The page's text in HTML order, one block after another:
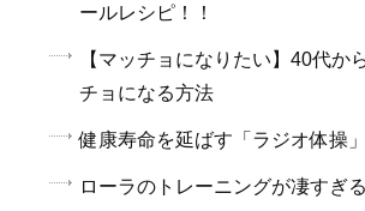
ールレシピ！！
【マッチョになりたい】40代か
チョになる方法
健康寿命を延ばす「ラジオ体操
ローラのトレーニングが凄すぎる